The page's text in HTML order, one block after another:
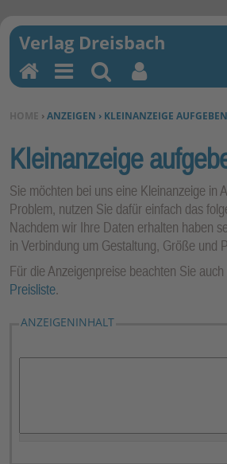
SIE BEFINDEN SICH HIER:
HOME ›ANZEIGEN › KLEINANZEIGE AUFGEBEN
Kleinanzeige
Sie möchten bei uns eine Kleinanzeige in
Problem, nutzen Sie dafür einfach das
Nachdem wir Ihre Daten erhalten haben
in Verbindung um Gestaltung, Größe und
Für die Anzeigenpreise beachten Sie auch
Preisliste.
ANZEIGENINHALT
H
o
e
M
en
Su
ch
Be
nu
erf
un
kti
on
en